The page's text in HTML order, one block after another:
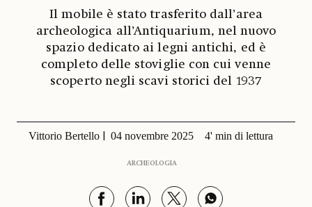
Il mobile è stato trasferito dall’area
archeologica all’Antiquarium, nel nuovo
spazio dedicato ai legni antichi, ed è
completo delle stoviglie con cui venne
scoperto negli scavi storici del 1937
Vittorio Bertello 04 novembre 2025 4' min di lettura
ARCHEOLOGIA